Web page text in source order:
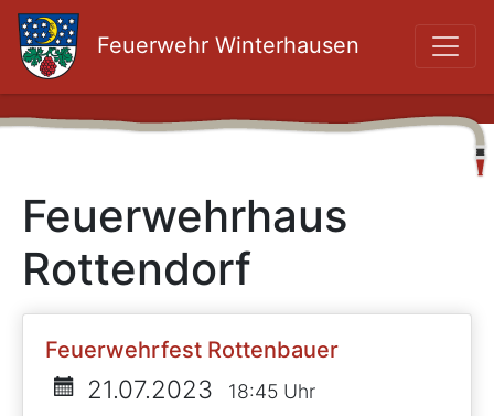
Feuerwehr Winterhausen
Feuerwehrhaus
Rottendorf
Feuerwehrfest Rottenbauer
21.07.2023
18:45 Uhr